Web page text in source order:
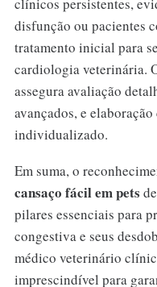
disfunção ou pacientes
tratamento inicial para
cardiologia veterinária.
assegura avaliação
avançados, e
individualizado.
Em suma, o
cansaço fácil em pets
pilares essenciais para
congestiva e seus
médico veterinário
imprescindível para